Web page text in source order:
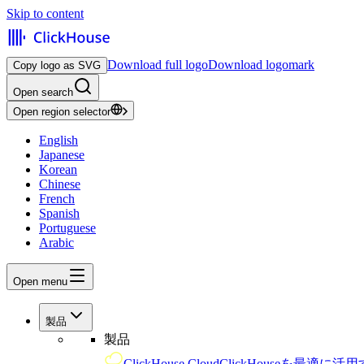
Skip to content
Copy logo as SVG Download full logoDownload logomark
Open search
Open region selector
English
Japanese
Korean
Chinese
French
Spanish
Portuguese
Arabic
Open menu
製品
製品